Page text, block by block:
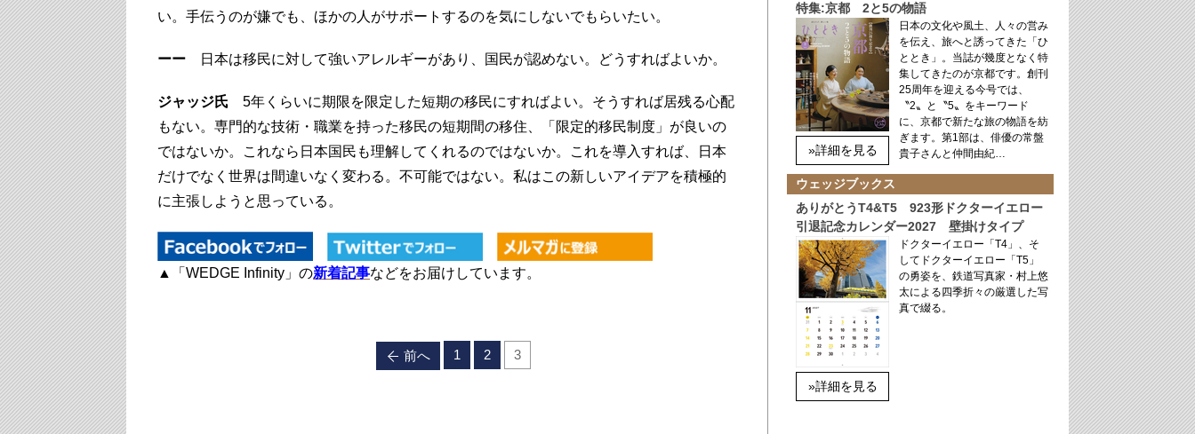
い。手伝うのが嫌でも、ほかの人がサポートするのを気にしないでもらいたい。
ーー 日本は移民に対して強いアレルギーがあり、国民が認めない。どうすればよいか。
ジャッジ氏 5年くらいに期限を限定した短期の移民にすればよい。そうすれば居残る心配
もない。専門的な技術・職業を持った移民の短期間の移住、「限定的移民制度」が良いの
ではないか。これなら日本国民も理解してくれるのではないか。これを導入すれば、日本
だけでなく世界は間違いなく変わる。不可能ではない。私はこの新しいアイデアを積極的
に主張しようと思っている。
▲「WEDGE Infinity」の新着記事などをお届けしています。
前へ 1 2 3
特集:京都 2と5の物語
»詳細を見る
日本の文化や風土、人々の営み
を伝え、旅へと誘ってきた「ひ
ととき」。当誌が幾度となく特
集してきたのが京都です。創刊
25周年を迎える今号では、
〝2〟と〝5〟をキーワード
に、京都で新たな旅の物語を紡
ぎます。第1部は、俳優の常盤
貴子さんと仲間由紀…
ウェッジブックス
ありがとうT4&T5 923形ドクターイエロー
引退記念カレンダー2027 壁掛けタイプ
»詳細を見る
ドクターイエロー「T4」、そ
してドクターイエロー「T5」
の勇姿を、鉄道写真家・村上悠
太による四季折々の厳選した写
真で綴る。